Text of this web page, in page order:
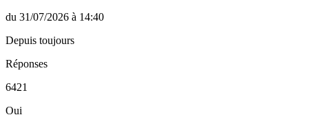
du 31/07/2026 à 14:40
Depuis toujours
Réponses
6421
Oui